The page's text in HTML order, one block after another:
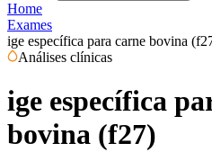
Home
Exames
ige específica para carne bovina
Análises clínicas
ige específica
bovina (f27)